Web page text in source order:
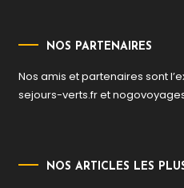
NOS PARTENAIRES
Nos amis et partenaires sont
sejours-verts.fret
NOS ARTICLES LES